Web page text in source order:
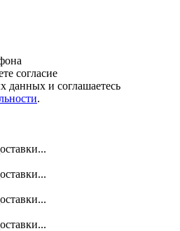
согласие
данных и соглашаетесь
.